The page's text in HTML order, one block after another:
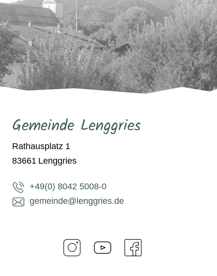
©
Gemeinde Lenggries
Rathausplatz 1
83661 Lenggries
+49(0) 8042 5008-0
gemeinde@lenggries.de